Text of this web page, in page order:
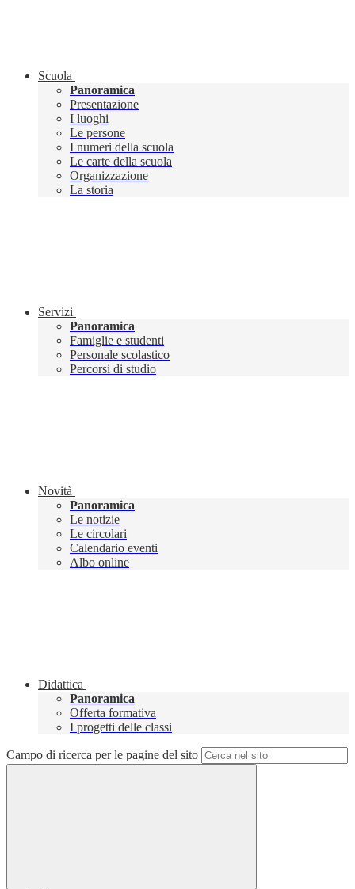
Scuola
Panoramica
Presentazione
I luoghi
Le persone
I numeri della scuola
Le carte della scuola
Organizzazione
La storia
Servizi
Panoramica
Famiglie e studenti
Personale scolastico
Percorsi di studio
Novità
Panoramica
Le notizie
Le circolari
Calendario eventi
Albo online
Didattica
Panoramica
Offerta formativa
I progetti delle classi
Campo di ricerca per le pagine del sito